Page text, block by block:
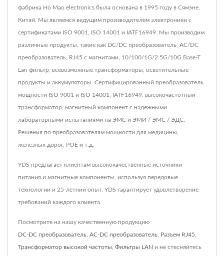
фабрика Ho Mao electronics была основана в 1995 году в Сямэне,
Китай. Мы являемся ведущим производителем электроники с
сертификатами ISO 9001, ISO 14001 и IATF16949. Мы производим
различные продукты, такие как DC/DC преобразователь, AC/DC
преобразователь, RJ45 с магнитами, 10/100/1G/2.5G/10G Base-T
Lan фильтр, всевозможные трансформаторы, осветительные
продукты и аккумуляторы. Сертифицированный преобразователь
мощности ISO 9001 и ISO 14001, IATF16949, высокочастотный
трансформатор, магнитный компонент с надежными
лабораторными испытаниями на ЭМС и ЭМИ / ЭМС / ЭДС.
Решения по преобразователям мощности для медицины,
железных дорог, POE и т.д.
YDS предлагает клиентам высококачественные источники
питания и магнитные компоненты, используя передовые
технологии и 25-летний опыт, YDS гарантирует удовлетворение
требований каждого клиента.
Посмотрите на нашу качественную продукцию
DC-DC преобразователь AC-DC преобразователь Разъем RJ45
Трансформатор высокой частоты Фильтры LAN и не стесняйтесь